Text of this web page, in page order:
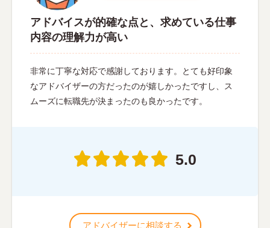
アドバイスが的確な点と、求めている仕事
内容の理解力が高い
非常に丁寧な対応で感謝しております。とても好印象
なアドバイザーの方だったのが嬉しかったですし、ス
ムーズに転職先が決まったのも良かったです。
5.0
アドバイザーに相談する